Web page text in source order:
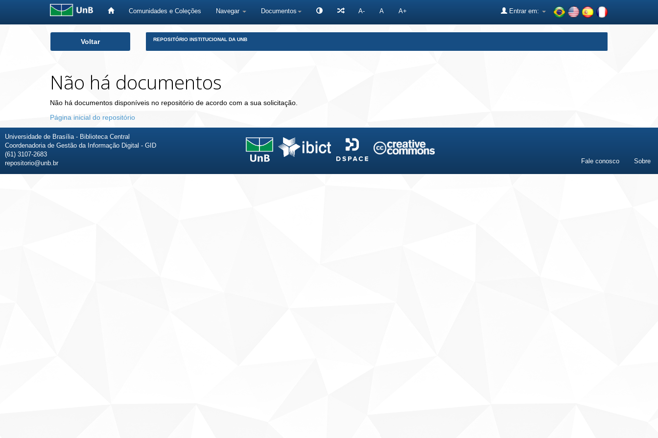
Comunidades e Coleções Navegar Documentos A- A A+ Entrar em:
Voltar REPOSITÓRIO INSTITUCIONAL DA UNB
Não há documentos
Não há documentos disponíveis no repositório de acordo com a sua solicitação.
Página inicial do repositório
Universidade de Brasília - Biblioteca Central
Coordenadoria de Gestão da Informação Digital - GID
(61) 3107-2683
repositorio@unb.br
Fale conosco Sobre